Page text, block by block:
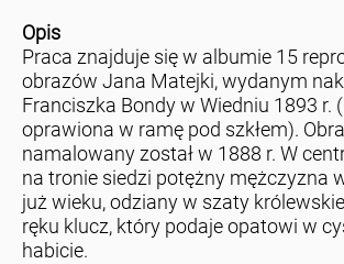
Opis
Praca znajduje się w albumie 15
obrazów Jana Matejki, wydanym
Franciszka Bondy w Wiedniu 1893 r.
oprawiona w ramę pod szkłem).
namalowany został w 1888 r. W
na tronie siedzi potężny mężczyzna
już wieku, odziany w szaty
ręku klucz, który podaje opatowi w
habicie.